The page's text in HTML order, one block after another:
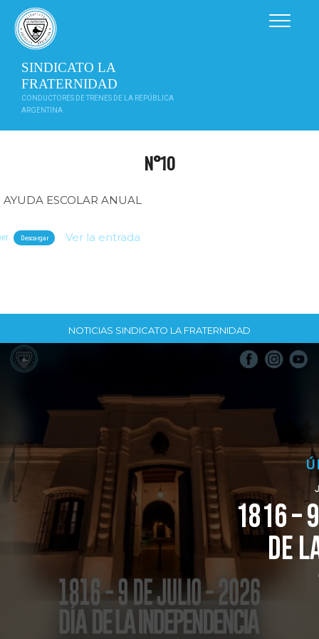
contenido
SINDICATO LA
FRATERNIDAD
CONDUCTORES DE TRENES DE LA REPÚBLICA
ARGENTINA
N°10
AYUDA ESCOLAR ANUAL
Descargar Ver la entrada
NOTICIAS SINDICATO LA FRATERNIDAD
ÚLTIMAS NOTICIAS
JULIO 9, 2026, 1:16 PM
1816 – 9 DE JULIO –
DE LA
Comunicado de Prensa
LEER (+)